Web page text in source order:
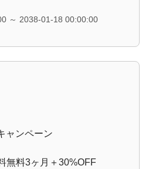
～ 2038-01-18 00:00:00
ャンペーン
無料3ヶ月＋30%OFF